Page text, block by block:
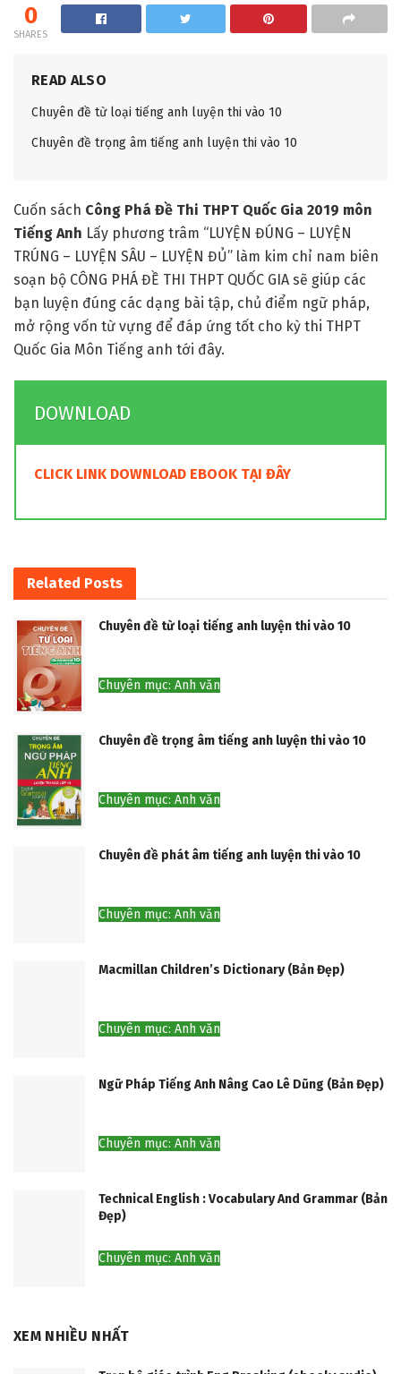
0
SHARES
READ ALSO
Chuyên đề từ loại tiếng anh luyện thi vào 10
Chuyên đề trọng âm tiếng anh luyện thi vào 10
Cuốn sách Công Phá Đề Thi THPT Quốc Gia 2019 môn
Tiếng Anh Lấy phương trâm “LUYỆN ĐÚNG – LUYỆN
TRÚNG – LUYỆN SÂU – LUYỆN ĐỦ” làm kim chỉ nam biên
soạn bộ CÔNG PHÁ ĐỀ THI THPT QUỐC GIA sẽ giúp các
bạn luyện đúng các dạng bài tập, chủ điểm ngữ pháp,
mở rộng vốn từ vựng để đáp ứng tốt cho kỳ thi THPT
Quốc Gia Môn Tiếng anh tới đây.
DOWNLOAD
CLICK LINK DOWNLOAD EBOOK TẠI ĐÂY
Related Posts
Chuyên đề từ loại tiếng anh luyện thi vào 10
Chuyên mục: Anh văn
Chuyên đề trọng âm tiếng anh luyện thi vào 10
Chuyên mục: Anh văn
Chuyên đề phát âm tiếng anh luyện thi vào 10
Chuyên mục: Anh văn
Macmillan Children’s Dictionary (Bản Đẹp)
Chuyên mục: Anh văn
Ngữ Pháp Tiếng Anh Nâng Cao Lê Dũng (Bản Đẹp)
Chuyên mục: Anh văn
Technical English : Vocabulary And Grammar (Bản
Đẹp)
Chuyên mục: Anh văn
XEM NHIỀU NHẤT